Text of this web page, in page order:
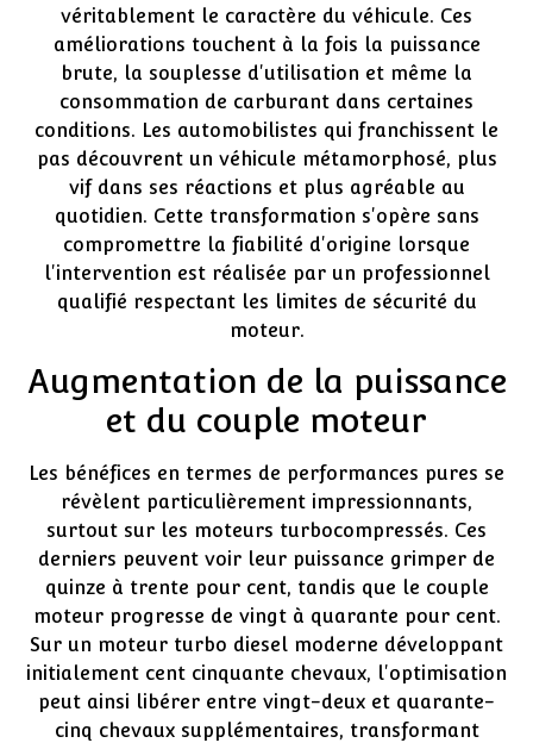
véritablement le caractère du véhicule. Ces
améliorations touchent à la fois la puissance
brute, la souplesse d'utilisation et même la
consommation de carburant dans certaines
conditions. Les automobilistes qui franchissent le
pas découvrent un véhicule métamorphosé, plus
vif dans ses réactions et plus agréable au
quotidien. Cette transformation s'opère sans
compromettre la fiabilité d'origine lorsque
l'intervention est réalisée par un professionnel
qualifié respectant les limites de sécurité du
moteur.
Augmentation de la puissance
et du couple moteur
Les bénéfices en termes de performances pures se
révèlent particulièrement impressionnants,
surtout sur les moteurs turbocompressés. Ces
derniers peuvent voir leur puissance grimper de
quinze à trente pour cent, tandis que le couple
moteur progresse de vingt à quarante pour cent.
Sur un moteur turbo diesel moderne développant
initialement cent cinquante chevaux, l'optimisation
peut ainsi libérer entre vingt-deux et quarante-
cinq chevaux supplémentaires, transformant